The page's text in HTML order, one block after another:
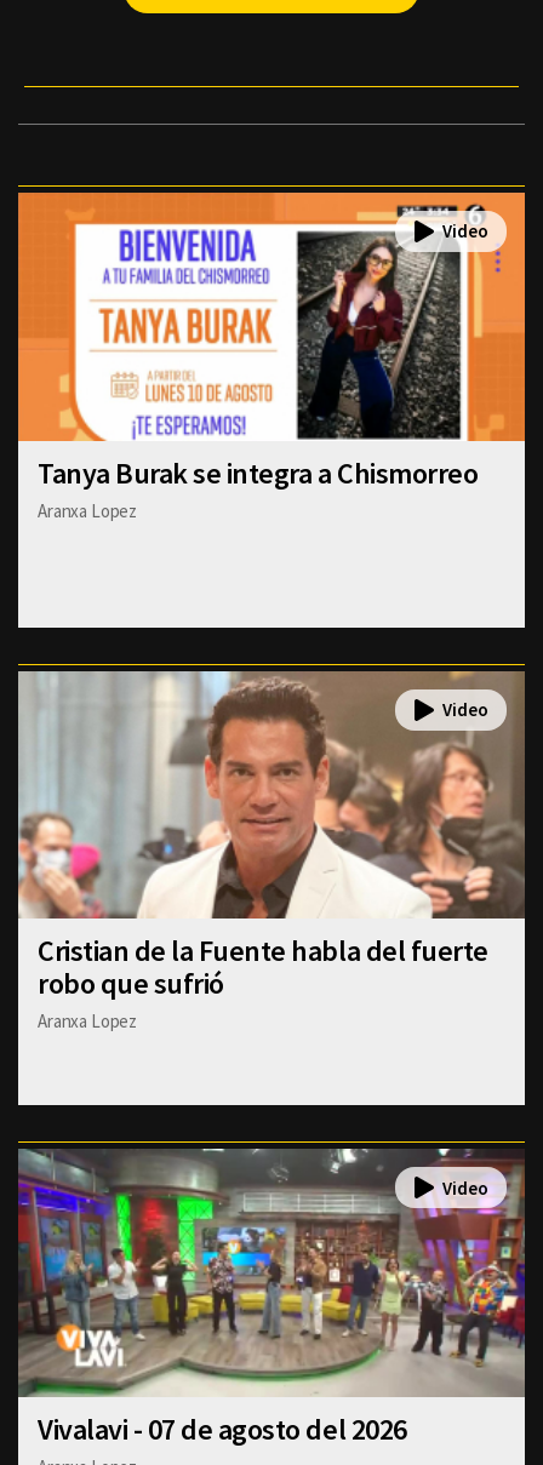
Tanya Burak se integra a Chismorreo
Aranxa Lopez
Cristian de la Fuente habla del fuerte
robo que sufrió
Aranxa Lopez
Vivalavi - 07 de agosto del 2026